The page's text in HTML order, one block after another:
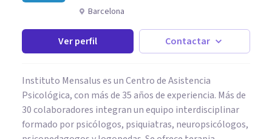
Barcelona
Ver perfil Contactar
Instituto Mensalus es un Centro de Asistencia
Psicológica, con más de 35 años de experiencia. Más de
30 colaboradores integran un equipo interdisciplinar
formado por psicólogos, psiquiatras, neuropsicólogos,